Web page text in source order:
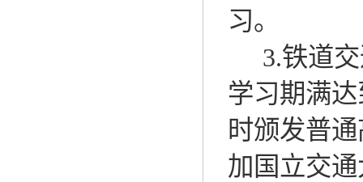
习。
3.铁道
学习期满
时颁发普
加国立交